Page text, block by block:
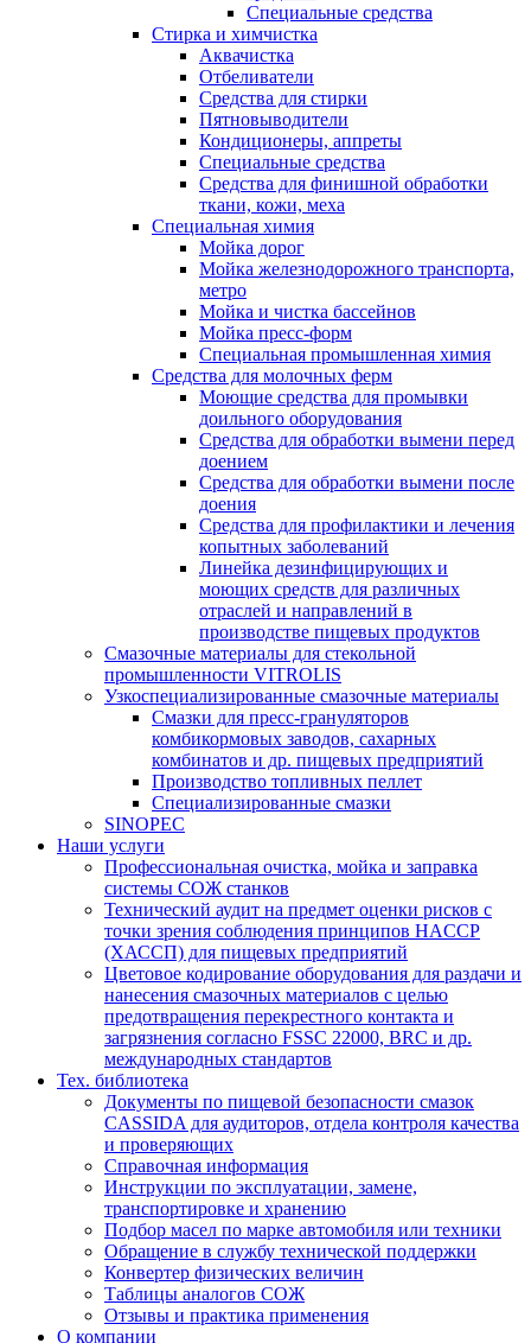
Специальные средства
Стирка и химчистка
Аквачистка
Отбеливатели
Средства для стирки
Пятновыводители
Кондиционеры, аппреты
Специальные средства
Средства для финишной обработки
ткани, кожи, меха
Специальная химия
Мойка дорог
Мойка железнодорожного транспорта,
метро
Мойка и чистка бассейнов
Мойка пресс-форм
Специальная промышленная химия
Средства для молочных ферм
Моющие средства для промывки
доильного оборудования
Средства для обработки вымени перед
доением
Средства для обработки вымени после
доения
Средства для профилактики и лечения
копытных заболеваний
Линейка дезинфицирующих и
моющих средств для различных
отраслей и направлений в
производстве пищевых продуктов
Смазочные материалы для стекольной
промышленности VITROLIS
Узкоспециализированные смазочные материалы
Смазки для пресс-грануляторов
комбикормовых заводов, сахарных
комбинатов и др. пищевых предприятий
Производство топливных пеллет
Специализированные смазки
SINOPEC
Наши услуги
Профессиональная очистка, мойка и заправка
системы СОЖ станков
Технический аудит на предмет оценки рисков с
точки зрения соблюдения принципов HACCP
(ХАССП) для пищевых предприятий
Цветовое кодирование оборудования для раздачи и
нанесения смазочных материалов с целью
предотвращения перекрестного контакта и
загрязнения согласно FSSC 22000, BRC и др.
международных стандартов
Тех. библиотека
Документы по пищевой безопасности смазок
CASSIDA для аудиторов, отдела контроля качества
и проверяющих
Справочная информация
Инструкции по эксплуатации, замене,
транспортировке и хранению
Подбор масел по марке автомобиля или техники
Обращение в службу технической поддержки
Конвертер физических величин
Таблицы аналогов СОЖ
Отзывы и практика применения
О компании